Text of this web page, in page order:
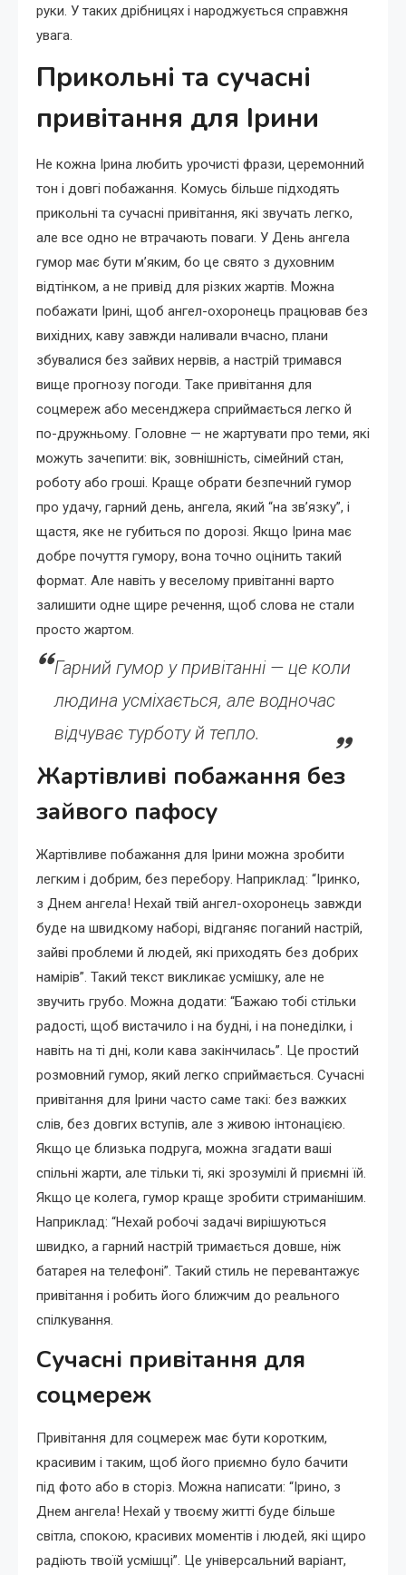
руки. У таких дрібницях і народжується справжня
увага.
Прикольні та сучасні
привітання для Ірини
Не кожна Ірина любить урочисті фрази, церемонний
тон і довгі побажання. Комусь більше підходять
прикольні та сучасні привітання, які звучать легко,
але все одно не втрачають поваги. У День ангела
гумор має бути м’яким, бо це свято з духовним
відтінком, а не привід для різких жартів. Можна
побажати Ірині, щоб ангел-охоронець працював без
вихідних, каву завжди наливали вчасно, плани
збувалися без зайвих нервів, а настрій тримався
вище прогнозу погоди. Таке привітання для
соцмереж або месенджера сприймається легко й
по-дружньому. Головне — не жартувати про теми, які
можуть зачепити: вік, зовнішність, сімейний стан,
роботу або гроші. Краще обрати безпечний гумор
про удачу, гарний день, ангела, який “на зв’язку”, і
щастя, яке не губиться по дорозі. Якщо Ірина має
добре почуття гумору, вона точно оцінить такий
формат. Але навіть у веселому привітанні варто
залишити одне щире речення, щоб слова не стали
просто жартом.
Гарний гумор у привітанні — це коли
людина усміхається, але водночас
відчуває турботу й тепло.
Жартівливі побажання без
зайвого пафосу
Жартівливе побажання для Ірини можна зробити
легким і добрим, без перебору. Наприклад: “Іринко,
з Днем ангела! Нехай твій ангел-охоронець завжди
буде на швидкому наборі, відганяє поганий настрій,
зайві проблеми й людей, які приходять без добрих
намірів”. Такий текст викликає усмішку, але не
звучить грубо. Можна додати: “Бажаю тобі стільки
радості, щоб вистачило і на будні, і на понеділки, і
навіть на ті дні, коли кава закінчилась”. Це простий
розмовний гумор, який легко сприймається. Сучасні
привітання для Ірини часто саме такі: без важких
слів, без довгих вступів, але з живою інтонацією.
Якщо це близька подруга, можна згадати ваші
спільні жарти, але тільки ті, які зрозумілі й приємні їй.
Якщо це колега, гумор краще зробити стриманішим.
Наприклад: “Нехай робочі задачі вирішуються
швидко, а гарний настрій тримається довше, ніж
батарея на телефоні”. Такий стиль не перевантажує
привітання і робить його ближчим до реального
спілкування.
Сучасні привітання для
соцмереж
Привітання для соцмереж має бути коротким,
красивим і таким, щоб його приємно було бачити
під фото або в сторіз. Можна написати: “Ірино, з
Днем ангела! Нехай у твоєму житті буде більше
світла, спокою, красивих моментів і людей, які щиро
радіють твоїй усмішці”. Це універсальний варіант,